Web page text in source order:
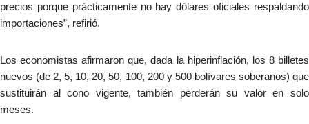
precios porque prácticamente no hay dólares oficiales respaldando
importaciones”, refirió.
Los economistas afirmaron que, dada la hiperinflación, los 8 billetes
nuevos (de 2, 5, 10, 20, 50, 100, 200 y 500 bolívares soberanos) que
sustituirán al cono vigente, también perderán su valor en solo
meses.